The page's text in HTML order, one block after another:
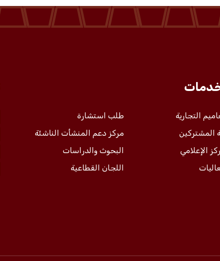
التجارية
طلب استشارة
المشتركين
مركز دعم المنشأت الناشئة
الإعلامي
البحوث والدراسات
اللجان القطاعية